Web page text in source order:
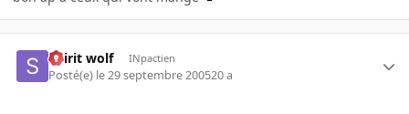
Spirit wolf INpactien
Posté(e) le 29 septembre 200520 a